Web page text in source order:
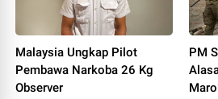
Malaysia Ungkap Pilot
Pembawa Narkoba 26 Kg
Observer
PM